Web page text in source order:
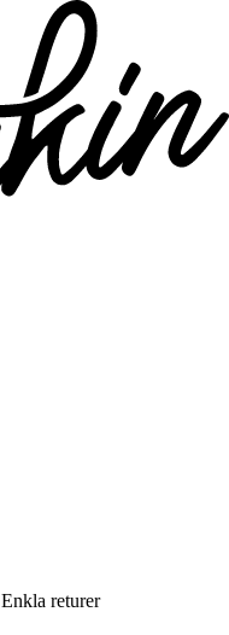
Enkla returer